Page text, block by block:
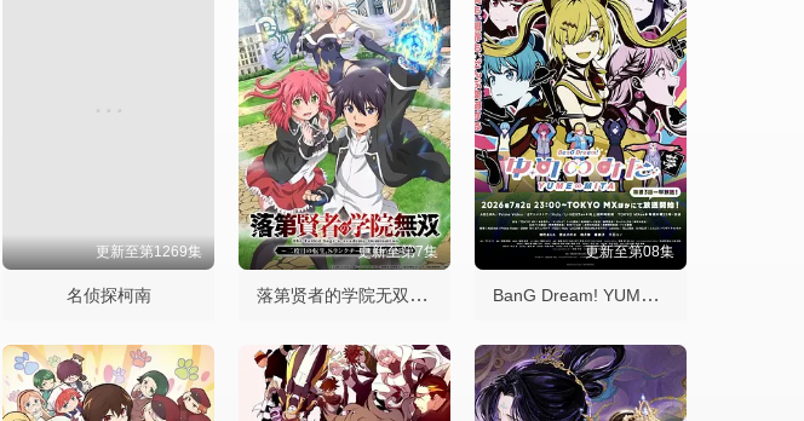
更新至第1269集
名侦探柯南
更新至第7集
落第贤者的学院无双第二回转生，S等级作弊魔术师冒险记
更新至第08集
BanG Dream! YUME∞MITA